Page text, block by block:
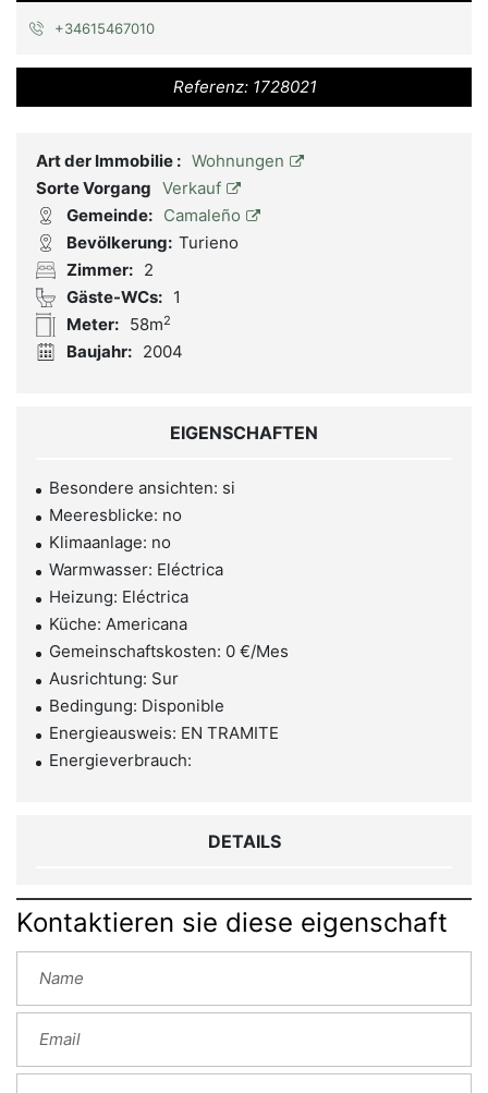
+34615467010
Referenz: 1728021
Art der Immobilie : Wohnungen
Sorte Vorgang Verkauf
Gemeinde: Camaleño
Bevölkerung: Turieno
Zimmer: 2
Gäste-WCs: 1
Meter: 58m2
Baujahr: 2004
EIGENSCHAFTEN
Besondere ansichten: si
Meeresblicke: no
Klimaanlage: no
Warmwasser: Eléctrica
Heizung: Eléctrica
Küche: Americana
Gemeinschaftskosten: 0 €/Mes
Ausrichtung: Sur
Bedingung: Disponible
Energieausweis: EN TRAMITE
Energieverbrauch:
DETAILS
Kontaktieren sie diese eigenschaft